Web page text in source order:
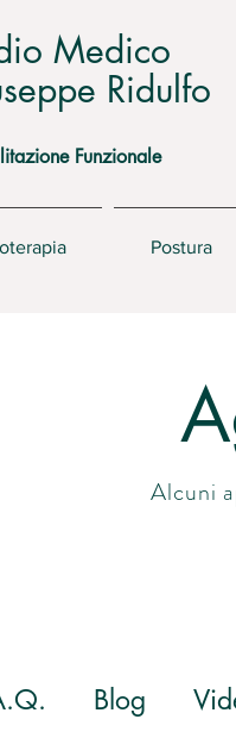
Medico
Ridulfo
Funzionale
Postura
Alcuni
Blog